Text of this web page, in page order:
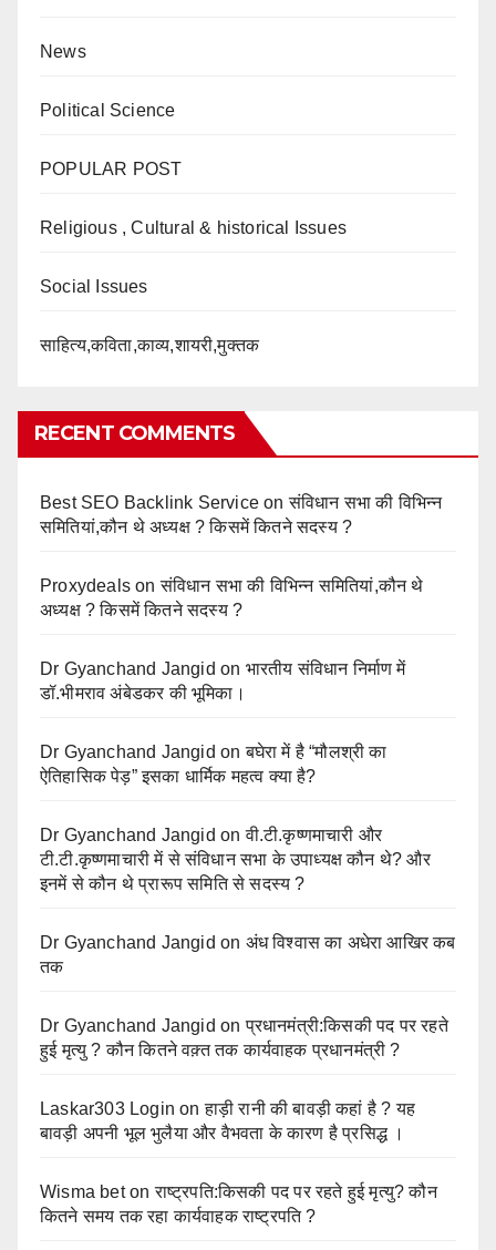
News
Political Science
POPULAR POST
Religious , Cultural & historical Issues
Social Issues
साहित्य,कविता,काव्य,शायरी,मुक्तक
RECENT COMMENTS
Best SEO Backlink Service onसंविधान सभा की विभिन्न
समितियां,कौन थे अध्यक्ष ? किसमें कितने सदस्य ?
Proxydeals onसंविधान सभा की विभिन्न समितियां,कौन थे
अध्यक्ष ? किसमें कितने सदस्य ?
Dr Gyanchand Jangid on भारतीय संविधान निर्माण में
डॉ.भीमराव अंबेडकर की भूमिका।
Dr Gyanchand Jangid onबघेरा में है “मौलश्री का
ऐतिहासिक पेड़” इसका धार्मिक महत्व क्या है?
Dr Gyanchand Jangid onवी.टी.कृष्णमाचारी और
टी.टी.कृष्णमाचारी में से संविधान सभा के उपाध्यक्ष कौन थे? और
इनमें से कौन थे प्रारूप समिति से सदस्य ?
Dr Gyanchand Jangid on अंध विश्वास का अधेरा आखिर कब
तक
Dr Gyanchand Jangid onप्रधानमंत्री:किसकी पद पर रहते
हुई मृत्यु ? कौन कितने वक़्त तक कार्यवाहक प्रधानमंत्री ?
Laskar303 Login onहाड़ी रानी की बावड़ी कहां है ? यह
बावड़ी अपनी भूल भुलैया और वैभवता के कारण है प्रसिद्ध ।
Wisma betonराष्ट्रपति:किसकी पद पर रहते हुई मृत्यु? कौन
कितने समय तक रहा कार्यवाहक राष्ट्रपति ?